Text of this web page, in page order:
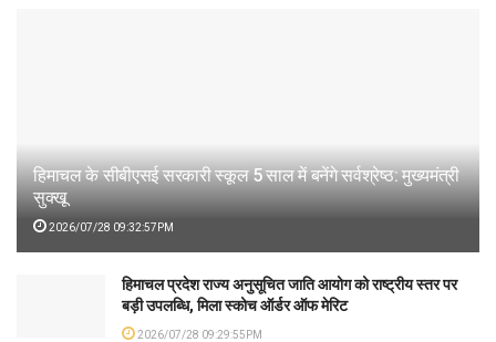
हिमाचल के सीबीएसई सरकारी स्कूल 5 साल में बनेंगे सर्वश्रेष्ठ: मुख्यमंत्री
सुक्खू
2026/07/28 09:32:57PM
हिमाचल प्रदेश राज्य अनुसूचित जाति आयोग को राष्ट्रीय स्तर पर
बड़ी उपलब्धि, मिला स्कोच ऑर्डर ऑफ मेरिट
2026/07/28 09:29:55PM